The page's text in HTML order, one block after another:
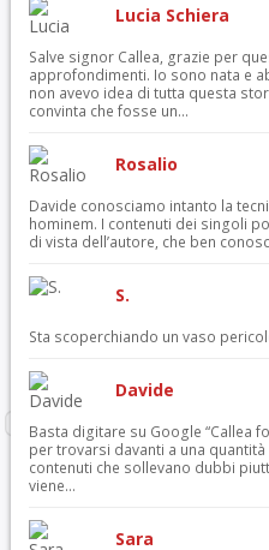
Lucia Schiera
Salve signor Callea, grazie per
approfondimenti. Io sono nata e
non avevo idea di tutta questa
convinta che fosse un...
Rosalio
Davide conosciamo intanto la
hominem. I contenuti dei singoli
di vista dell’autore, che ben
S.
Sta scoperchiando un vaso
Davide
Basta digitare su Google “Callea
per trovarsi davanti a una
contenuti che sollevano dubbi
viene...
Sara